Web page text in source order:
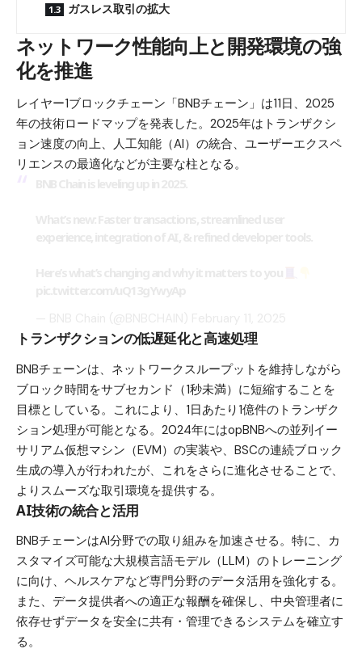
ガスレス取引の拡大
ネットワーク性能向上と開発環境の強
化を推進
レイヤー1ブロックチェーン「BNBチェーン」は11日、2025
年の技術ロードマップを発表した。2025年はトランザクシ
ョン速度の向上、人工知能（AI）の統合、ユーザーエクスペ
リエンスの最適化などが主要な柱となる。
トランザクションの低遅延化と高速処理
BNBチェーンは、ネットワークスループットを維持しながら
ブロック時間をサブセカンド（1秒未満）に短縮することを
目標としている。これにより、1日あたり1億件のトランザク
ション処理が可能となる。2024年にはopBNBへの並列イー
サリアム仮想マシン（EVM）の実装や、BSCの連続ブロック
生成の導入が行われたが、これをさらに進化させることで、
よりスムーズな取引環境を提供する。
AI技術の統合と活用
BNBチェーンはAI分野での取り組みを加速させる。特に、カ
スタマイズ可能な大規模言語モデル（LLM）のトレーニング
に向け、ヘルスケアなど専門分野のデータ活用を強化する。
また、データ提供者への適正な報酬を確保し、中央管理者に
依存せずデータを安全に共有・管理できるシステムを確立す
る。